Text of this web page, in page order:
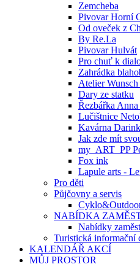
Zemcheba
Pivovar Horní
Od oveček z
By Re.La
Pivovar Hulvát
Pro chuť k
Zahrádka
Atelier
Dary ze statku
Řezbářka
Lučištnice
Kavárna
Jak zde mít
my_ART_PP
Fox ink
Lapule arts -
Pro děti
Půjčovny a servis
NABÍDKA
Nabídky
Turistická informační
KALENDÁŘ AKCÍ
MŮJ PROSTOR